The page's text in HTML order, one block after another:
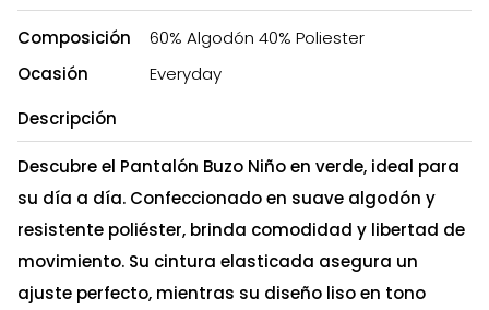
Composición
60% Algodón 40% Poliester
Ocasión
Everyday
Descripción
Descubre el Pantalón Buzo Niño en verde, ideal para
su día a día. Confeccionado en suave algodón y
resistente poliéster, brinda comodidad y libertad de
movimiento. Su cintura elasticada asegura un
ajuste perfecto, mientras su diseño liso en tono